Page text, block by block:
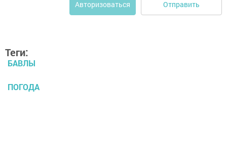
Авторизоваться Отправить
Теги:
БАВЛЫ
ПОГОДА